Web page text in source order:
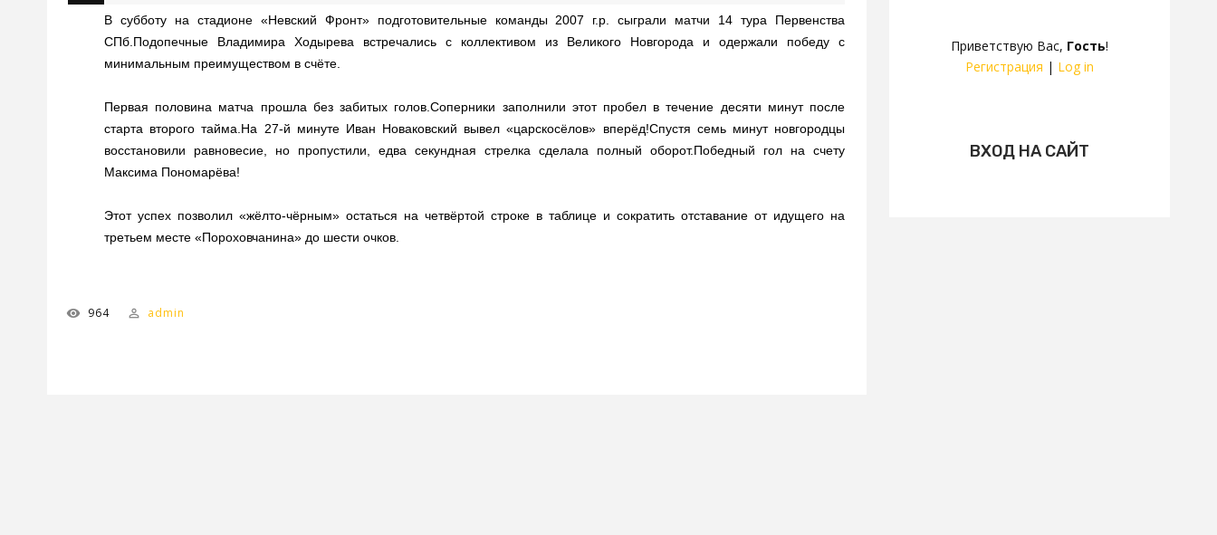
Приветствую Вас, Гость!
Регистрация | Log in
ВХОД НА САЙТ
В субботу на стадионе «Невский Фронт» подготовительные команды 2007 г.р. сыграли матчи 14 тура Первенства
СПб.Подопечные Владимира Ходырева встречались с коллективом из Великого Новгорода и одержали победу с
минимальным преимуществом в счёте.
Первая половина матча прошла без забитых голов.Соперники заполнили этот пробел в течение десяти минут после
старта второго тайма.На 27-й минуте Иван Новаковский вывел «царскосёлов» вперёд!Спустя семь минут новгородцы
восстановили равновесие, но пропустили, едва секундная стрелка сделала полный оборот.Победный гол на счету
Максима Пономарёва!
Этот успех позволил «жёлто-чёрным» остаться на четвёртой строке в таблице и сократить отставание от идущего на
третьем месте «Пороховчанина» до шести очков.
964 admin